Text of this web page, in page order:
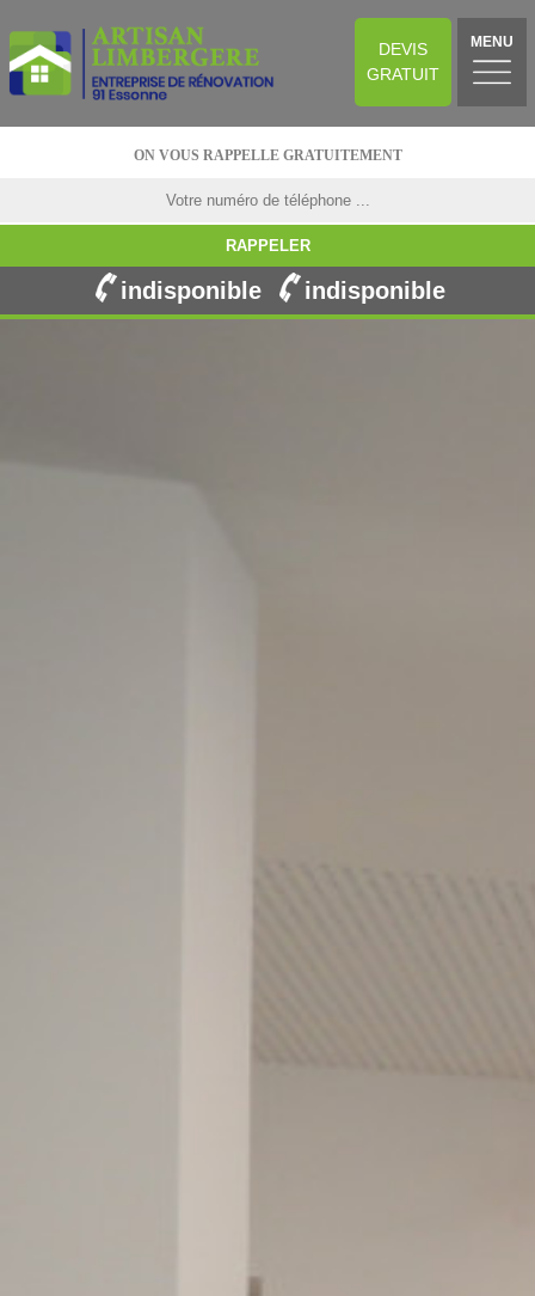
DEVIS
GRATUIT
MENU
ON VOUS RAPPELLE GRATUITEMENT
indisponible indisponible